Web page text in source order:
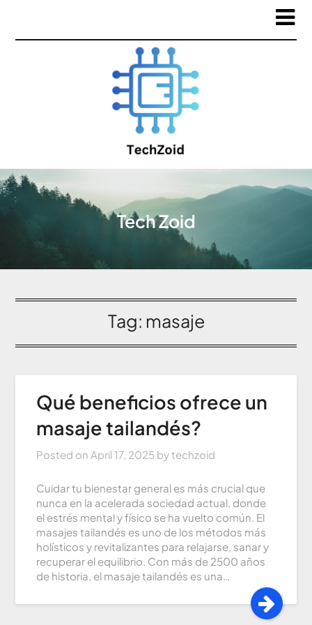
Tech Zoid
Tag: masaje
Qué beneficios ofrece un
masaje tailandés?
Posted on April 17, 2025 bytechzoid
Cuidar tu bienestar general es más crucial que
nunca en la acelerada sociedad actual, donde
el estrés mental y físico se ha vuelto común. El
masajes tailandés es uno de los métodos más
holísticos y revitalizantes para relajarse, sanar y
recuperar el equilibrio. Con más de 2500 años
de historia, el masaje tailandés es una…